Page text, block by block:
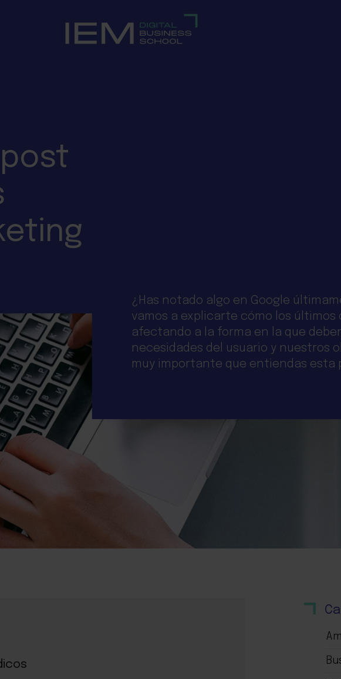
¿Has notado algo en Google
vamos a explicarte cómo los
afectando a la forma en la que
necesidades del usuario y nuestros
muy importante que entiendas esta